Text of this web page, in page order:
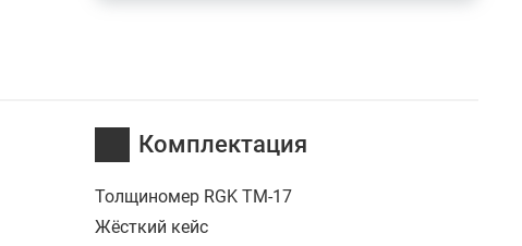
Комплектация
Толщиномер RGK TM-17
Жёсткий кейс